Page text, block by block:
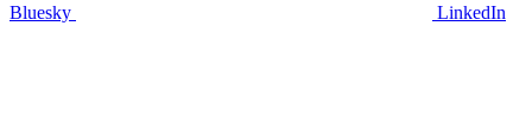
Bluesky LinkedIn